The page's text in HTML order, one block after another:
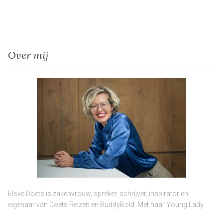
Over mij
Elske Doets is zakenvrouw, spreker, schrijver, inspirator en
eigenaar van Doets Reizen en BuddyBold. Met haar Young Lady